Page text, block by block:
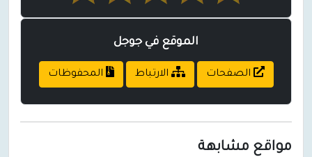
الموقع في جوجل
الصفحات الارتباط المحفوظات
مواقع مشابهة